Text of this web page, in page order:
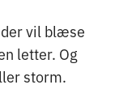
vil blæse
letter. Og
storm.